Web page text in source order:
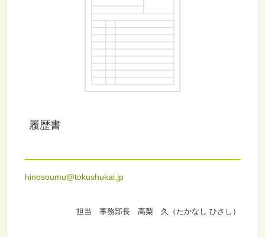
履歴書
hinosoumu@tokushukai.jp
担当 事務部長 高梨 久（たかなし ひさし）